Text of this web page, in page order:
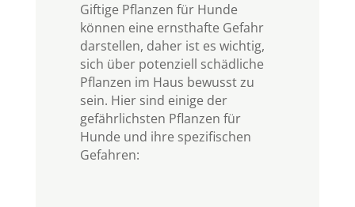
Giftige Pflanzen für Hunde
können eine ernsthafte Gefahr
darstellen, daher ist es wichtig,
sich über potenziell schädliche
Pflanzen im Haus bewusst zu
sein. Hier sind einige der
gefährlichsten Pflanzen für
Hunde und ihre spezifischen
Gefahren: